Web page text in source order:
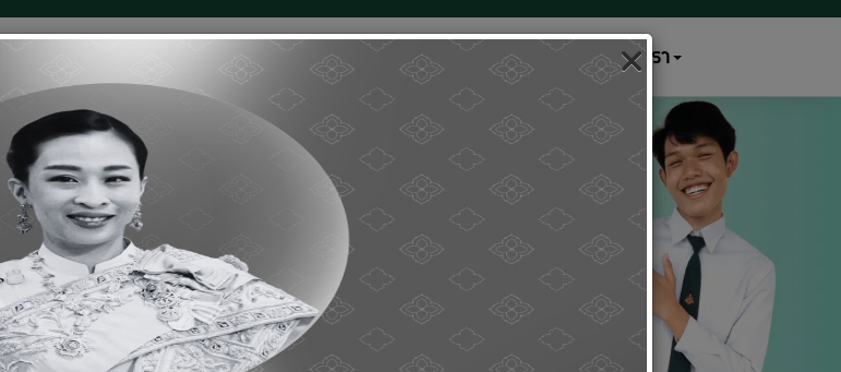
บริการข้อมูล เกริกสัมพันธ์ ติดต่อเรา